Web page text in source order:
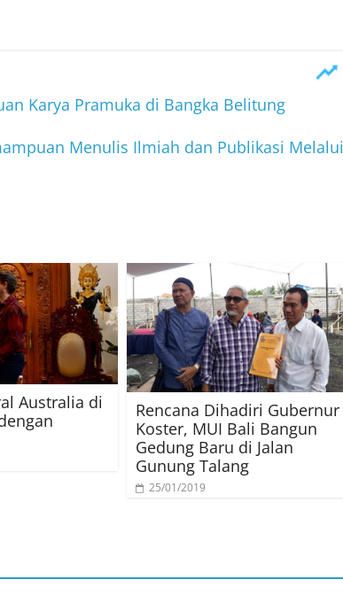
Karya Pramuka di Bangka Belitung
Menulis Ilmiah dan Publikasi Melalui
Australia di
Rencana Dihadiri Gubernur
Koster, MUI Bali Bangun
Gedung Baru di Jalan
Gunung Talang
25/01/2019